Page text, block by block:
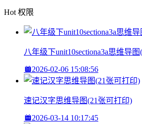
Hot 权限
八年级下unit10sectiona3a思维导
2026-02-06 15:08:56
速记汉字思维导图(21张可打印)
2026-03-14 10:17:45